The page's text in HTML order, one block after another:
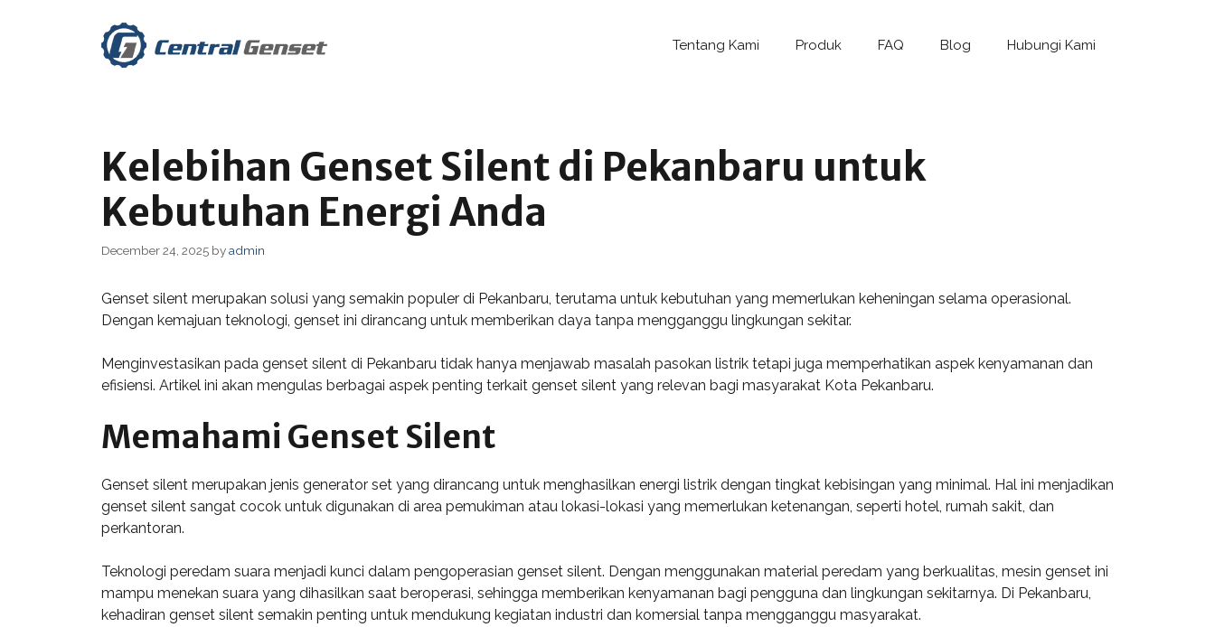
Tentang Kami Produk FAQ Blog Hubungi Kami
Kelebihan Genset Silent di Pekanbaru untuk
Kebutuhan Energi Anda
December 24, 2025 byadmin
Genset silent merupakan solusi yang semakin populer di Pekanbaru, terutama untuk kebutuhan yang memerlukan keheningan selama operasional.
Dengan kemajuan teknologi, genset ini dirancang untuk memberikan daya tanpa mengganggu lingkungan sekitar.
Menginvestasikan pada genset silent di Pekanbaru tidak hanya menjawab masalah pasokan listrik tetapi juga memperhatikan aspek kenyamanan dan
efisiensi. Artikel ini akan mengulas berbagai aspek penting terkait genset silent yang relevan bagi masyarakat Kota Pekanbaru.
Memahami Genset Silent
Genset silent merupakan jenis generator set yang dirancang untuk menghasilkan energi listrik dengan tingkat kebisingan yang minimal. Hal ini menjadikan
genset silent sangat cocok untuk digunakan di area pemukiman atau lokasi-lokasi yang memerlukan ketenangan, seperti hotel, rumah sakit, dan
perkantoran.
Teknologi peredam suara menjadi kunci dalam pengoperasian genset silent. Dengan menggunakan material peredam yang berkualitas, mesin genset ini
mampu menekan suara yang dihasilkan saat beroperasi, sehingga memberikan kenyamanan bagi pengguna dan lingkungan sekitarnya. Di Pekanbaru,
kehadiran genset silent semakin penting untuk mendukung kegiatan industri dan komersial tanpa mengganggu masyarakat.